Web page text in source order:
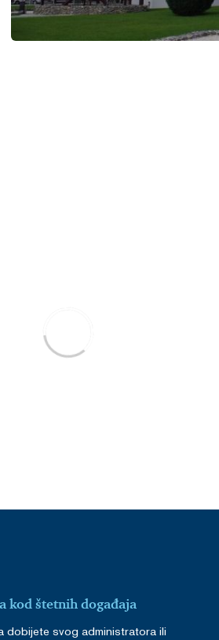
kod štetnih događaja
dobijete svog administratora ili